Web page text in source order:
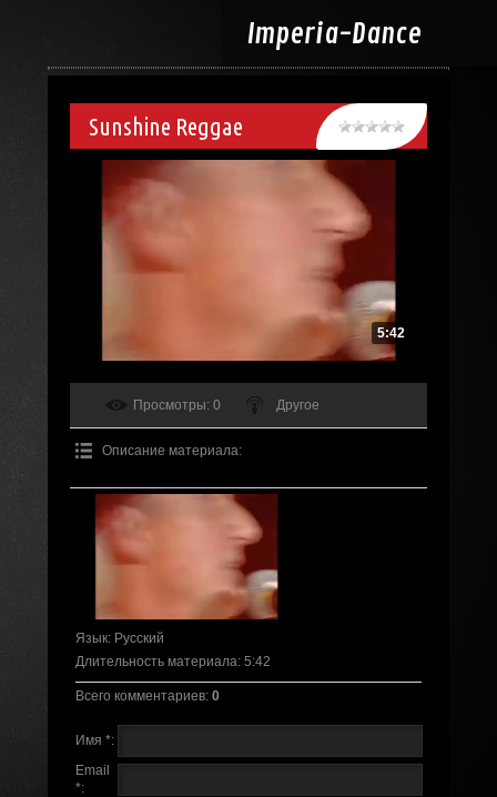
Imperia-Dance
Sunshine Reggae
5:42
Просмотры: 0 Другое
Описание материала:
Язык: Русский
Длительность материала: 5:42
Всего комментариев: 0
Имя *:
Email
*: